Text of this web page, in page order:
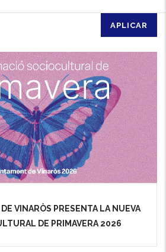
VINARÒS PRESENTA LA NUEVA
DE PRIMAVERA 2026